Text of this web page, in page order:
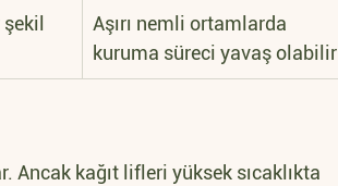
Aşırı nemli ortamlarda
kuruma süreci yavaş olabilir
Ancak kağıt lifleri yüksek sıcaklıkta